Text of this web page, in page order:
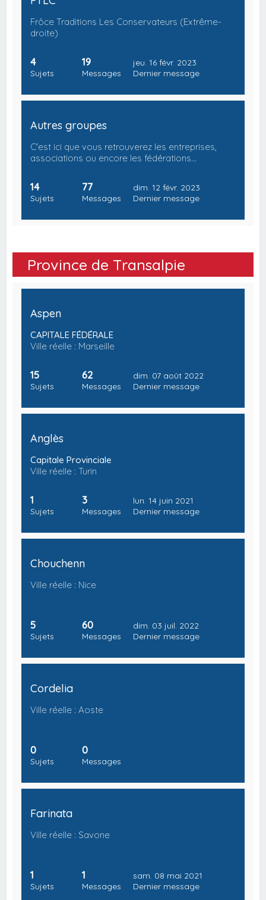
Frôce Traditions Les Conservateurs (Extrême-
droite)
4
Sujets
19
Messages
jeu. 16 févr. 2023
Dernier message
Autres groupes
C'est ici que vous retrouverez les entreprises,
associations ou encore les fédérations…
14
Sujets
77
Messages
dim. 12 févr. 2023
Dernier message
Province de Transalpie
Aspen
CAPITALE FÉDÉRALE
Ville réelle : Marseille
15
Sujets
62
Messages
dim. 07 août 2022
Dernier message
Anglès
Capitale Provinciale
Ville réelle : Turin
1
Sujets
3
Messages
lun. 14 juin 2021
Dernier message
Chouchenn
Ville réelle : Nice
5
Sujets
60
Messages
dim. 03 juil. 2022
Dernier message
Cordelia
Ville réelle : Aoste
0
Sujets
0
Messages
Farinata
Ville réelle : Savone
1
Sujets
1
Messages
sam. 08 mai 2021
Dernier message